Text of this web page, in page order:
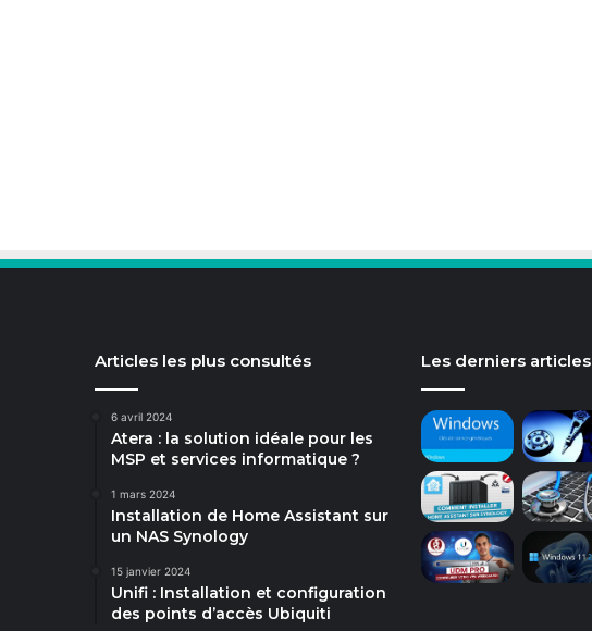
Articles les plus consultés
6 avril 2024
Atera : la solution idéale pour les
MSP et services informatique ?
1 mars 2024
Installation de Home Assistant sur
un NAS Synology
15 janvier 2024
Unifi : Installation et configuration
des points d’accès Ubiquiti
Les derniers articles